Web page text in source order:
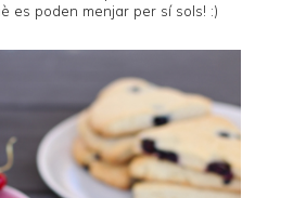
es poden menjar per sí sols! :)